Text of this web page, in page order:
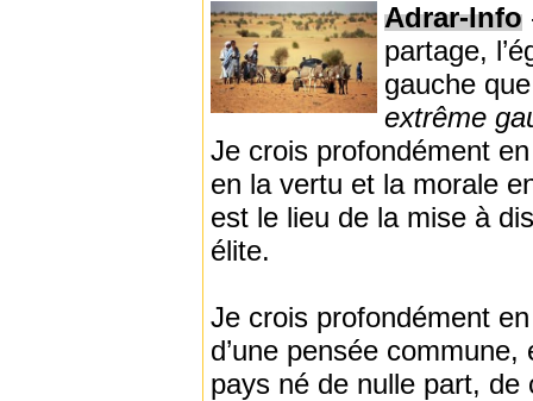
Adrar-Info
partage,
gauche
extrême
Je crois profondément
en la vertu et la morale
est le lieu de la mise à
élite.
Je crois profondément
d’une pensée
pays né de nulle part,